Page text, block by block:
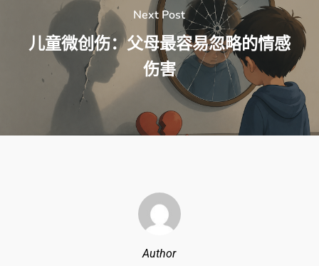
Next Post
儿童微创伤：父母最容易忽略的情感
伤害
Author